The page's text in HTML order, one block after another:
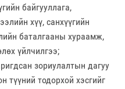
байгууллага,
хүү, санхүүгийн
баталгааны хураамж,
үйлчилгээ;
зориулалтын дагуу
түүний тодорхой хэсгийг